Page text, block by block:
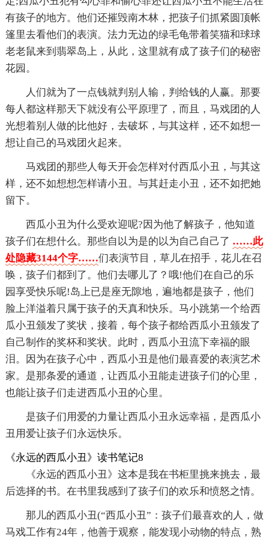
有孩子的地方。他们还摧毁南木林，把孩子们抓紧圆顶帐
篷里去看他们的表演。法力无边的绿毛龟带着笑猫和球球
老老鼠来到翡翠岛上，从此，这里就有成了孩子们的秘密
花园。
人们就为了一点钱就判别人输，判给钱的人赢。那要
每人都这样那天下就没有公平原理了，而且，马戏团的人
光想着别人做的比他好，去破坏，与其这样，还不如想一
想让自己的马戏团火起来。
马戏团的那些人每天开会怎样对付西瓜小丑，与其这
样，还不如想想怎样请小丑。与其赶走小丑，还不如把她
留下。
西瓜小丑为什么受欢迎呢?因为他了解孩子，他知道
孩子们在想什么。那些自以为是的以为自己自己了 ……此
处隐藏3144个字……们表演节目，草儿在招手，花儿在召
唤，孩子们都到了。他们去哪儿了？哦!他们在自己的乐
园享受快乐呢!岛上已是座无隙地，遍地都是孩子，他们
脸上洋溢着只属于孩子的天真和快乐。马小跳第一个给西
瓜小丑颁发了奖状，接着，每个孩子都给西瓜小丑颁发了
自己制作的奖杯和奖状。此时，西瓜小丑流下幸福的眼
泪。因为在孩子心中，西瓜小丑是他们最喜爱的表演艺术
家。是那条爱的通道，让西瓜小丑能走进孩子们的心里，
也能让孩子们走进西瓜小丑的心里。
是孩子们用爱的力量让西瓜小丑永远幸福，是西瓜小
丑用爱让孩子们永远快乐。
《永远的西瓜小丑》读书笔记8
《永远的西瓜小丑》这本是我在书柜里挑来挑去，最
后选择的书。在书里我感到了孩子们的欢乐和愤怒之情。
那儿的西瓜小丑(“西瓜小丑”：孩子们最喜欢的人，做
马戏工作有24年，他善于观察，能发现小动物的特点，熟